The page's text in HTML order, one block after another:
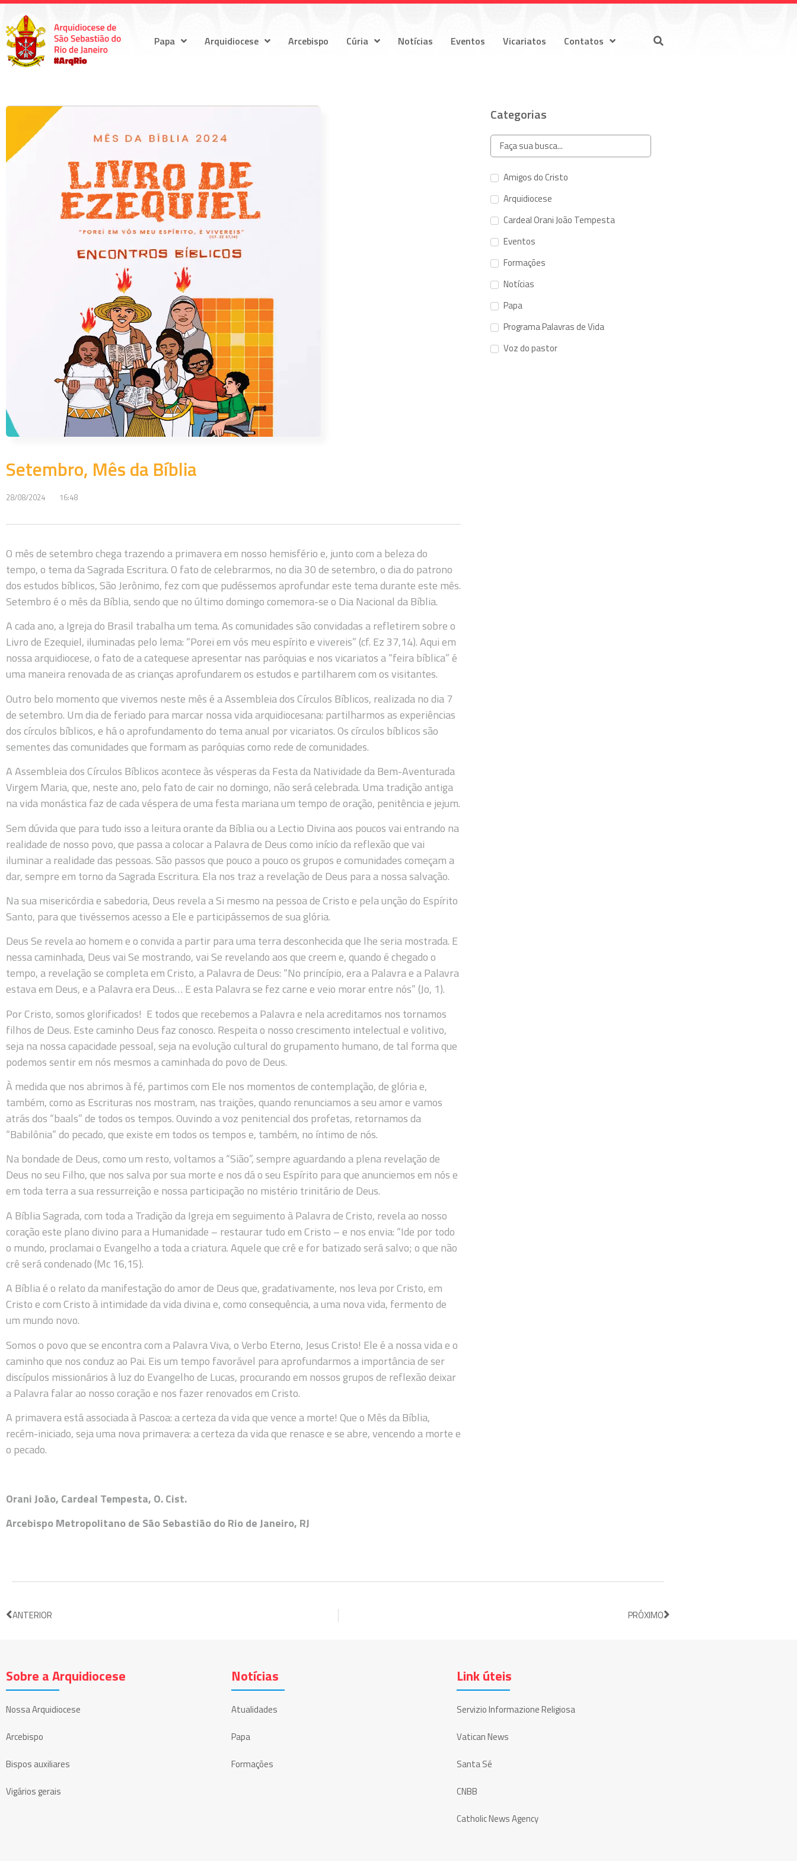
Papa Arquidiocese Arcebispo Cúria Notícias Eventos Vicariatos Contatos
Setembro, Mês da Bíblia
28/08/2024 16:48
O mês de setembro chega trazendo a primavera em nosso hemisfério e, junto com a beleza do
tempo, o tema da Sagrada Escritura. O fato de celebrarmos, no dia 30 de setembro, o dia do patrono
dos estudos bíblicos, São Jerônimo, fez com que pudéssemos aprofundar este tema durante este mês.
Setembro é o mês da Bíblia, sendo que no último domingo comemora-se o Dia Nacional da Bíblia.
A cada ano, a Igreja do Brasil trabalha um tema. As comunidades são convidadas a refletirem sobre o
Livro de Ezequiel, iluminadas pelo lema: “Porei em vós meu espírito e vivereis” (cf. Ez 37,14). Aqui em
nossa arquidiocese, o fato de a catequese apresentar nas paróquias e nos vicariatos a “feira bíblica” é
uma maneira renovada de as crianças aprofundarem os estudos e partilharem com os visitantes.
Outro belo momento que vivemos neste mês é a Assembleia dos Círculos Bíblicos, realizada no dia 7
de setembro. Um dia de feriado para marcar nossa vida arquidiocesana: partilharmos as experiências
dos círculos bíblicos, e há o aprofundamento do tema anual por vicariatos. Os círculos bíblicos são
sementes das comunidades que formam as paróquias como rede de comunidades.
A Assembleia dos Círculos Bíblicos acontece às vésperas da Festa da Natividade da Bem-Aventurada
Virgem Maria, que, neste ano, pelo fato de cair no domingo, não será celebrada. Uma tradição antiga
na vida monástica faz de cada véspera de uma festa mariana um tempo de oração, penitência e jejum.
Sem dúvida que para tudo isso a leitura orante da Bíblia ou a Lectio Divina aos poucos vai entrando na
realidade de nosso povo, que passa a colocar a Palavra de Deus como início da reflexão que vai
iluminar a realidade das pessoas. São passos que pouco a pouco os grupos e comunidades começam a
dar, sempre em torno da Sagrada Escritura. Ela nos traz a revelação de Deus para a nossa salvação.
Na sua misericórdia e sabedoria, Deus revela a Si mesmo na pessoa de Cristo e pela unção do Espírito
Santo, para que tivéssemos acesso a Ele e participássemos de sua glória.
Deus Se revela ao homem e o convida a partir para uma terra desconhecida que lhe seria mostrada. E
nessa caminhada, Deus vai Se mostrando, vai Se revelando aos que creem e, quando é chegado o
tempo, a revelação se completa em Cristo, a Palavra de Deus: “No princípio, era a Palavra e a Palavra
estava em Deus, e a Palavra era Deus… E esta Palavra se fez carne e veio morar entre nós” (Jo, 1).
Por Cristo, somos glorificados! E todos que recebemos a Palavra e nela acreditamos nos tornamos
filhos de Deus. Este caminho Deus faz conosco. Respeita o nosso crescimento intelectual e volitivo,
seja na nossa capacidade pessoal, seja na evolução cultural do grupamento humano, de tal forma que
podemos sentir em nós mesmos a caminhada do povo de Deus.
À medida que nos abrimos à fé, partimos com Ele nos momentos de contemplação, de glória e,
também, como as Escrituras nos mostram, nas traições, quando renunciamos a seu amor e vamos
atrás dos “baals” de todos os tempos. Ouvindo a voz penitencial dos profetas, retornamos da
“Babilônia” do pecado, que existe em todos os tempos e, também, no íntimo de nós.
Na bondade de Deus, como um resto, voltamos a “Sião”, sempre aguardando a plena revelação de
Deus no seu Filho, que nos salva por sua morte e nos dá o seu Espírito para que anunciemos em nós e
em toda terra a sua ressurreição e nossa participação no mistério trinitário de Deus.
A Bíblia Sagrada, com toda a Tradição da Igreja em seguimento à Palavra de Cristo, revela ao nosso
coração este plano divino para a Humanidade – restaurar tudo em Cristo – e nos envia: “Ide por todo
o mundo, proclamai o Evangelho a toda a criatura. Aquele que crê e for batizado será salvo; o que não
crê será condenado (Mc 16,15).
A Bíblia é o relato da manifestação do amor de Deus que, gradativamente, nos leva por Cristo, em
Cristo e com Cristo à intimidade da vida divina e, como consequência, a uma nova vida, fermento de
um mundo novo.
Somos o povo que se encontra com a Palavra Viva, o Verbo Eterno, Jesus Cristo! Ele é a nossa vida e o
caminho que nos conduz ao Pai. Eis um tempo favorável para aprofundarmos a importância de ser
discípulos missionários à luz do Evangelho de Lucas, procurando em nossos grupos de reflexão deixar
a Palavra falar ao nosso coração e nos fazer renovados em Cristo.
A primavera está associada à Pascoa: a certeza da vida que vence a morte! Que o Mês da Bíblia,
recém-iniciado, seja uma nova primavera: a certeza da vida que renasce e se abre, vencendo a morte e
o pecado.
Orani João, Cardeal Tempesta, O. Cist.
Arcebispo Metropolitano de São Sebastião do Rio de Janeiro, RJ
Categorias
Amigos do Cristo
Arquidiocese
Cardeal Orani João Tempesta
Eventos
Formações
Notícias
Papa
Programa Palavras de Vida
Voz do pastor
ANTERIOR PRÓXIMO
Sobre a Arquidiocese
Nossa Arquidiocese
Arcebispo
Bispos auxiliares
Vigários gerais
Notícias
Atualidades
Papa
Formações
Link úteis
Servizio Informazione Religiosa
Vatican News
Santa Sé
CNBB
Catholic News Agency